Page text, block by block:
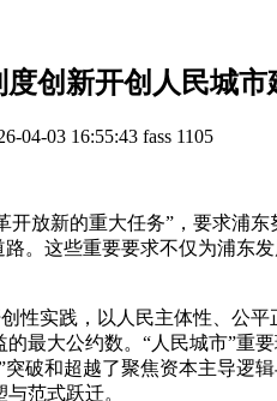
创新开创人民城市
04-03 16:55:43 fass 1105
开放新的重大任务”，要求浦
。这些重要要求不仅为浦东
性实践，以人民主体性、公
最大公约数。“人民城市”重
破和超越了聚焦资本主导逻
范式跃迁。